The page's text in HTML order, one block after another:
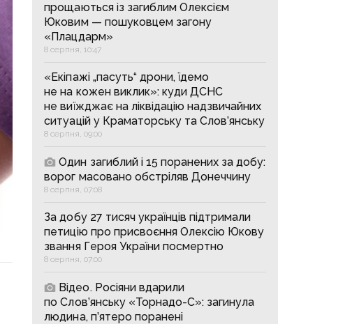
прощаються із загиблим Олексієм
Юковим — пошуковцем загону
«Плацдарм»
8 серпня, 10:47
«Екіпажі „пасуть“ дрони, їдемо
не на кожен виклик»: куди ДСНС
не виїжджає на ліквідацію надзвичайних
ситуацій у Краматорську та Слов’янську
8 серпня, 09:00
Один загиблий і 15 поранених за добу:
ворог масовано обстріляв Донеччину
8 серпня, 07:08
За добу 27 тисяч українців підтримали
петицію про присвоєння Олексію Юкову
звання Героя України посмертно
8 серпня, 07:00
Відео. Росіяни вдарили
по Слов’янську «Торнадо-С»: загинула
людина, п’ятеро поранені